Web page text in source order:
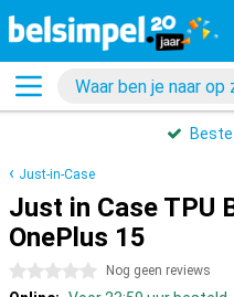
Beste
Just-in-Case
Just in Case TPU
OnePlus 15
0 sterren Nog geen reviews